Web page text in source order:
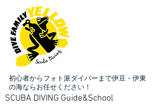
初心者からフォト派ダイバーまで伊豆・伊東
の海ならお任せください！
SCUBA DIVING Guide&School